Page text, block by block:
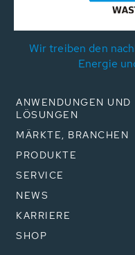
Wir treiben den
Energie
ANWENDUNGEN UND
LÖSUNGEN
MÄRKTE, BRANCHEN
PRODUKTE
SERVICE
NEWS
KARRIERE
SHOP